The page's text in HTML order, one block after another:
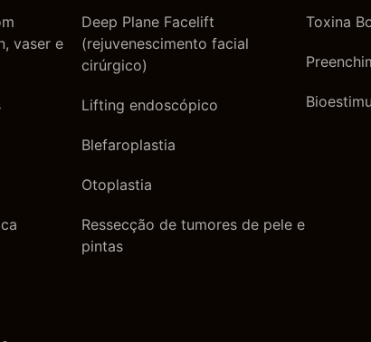
vaser e
Deep Plane Facelift
(rejuvenescimento facial
cirúrgico)
Lifting endoscópico
Blefaroplastia
Otoplastia
Ressecção de tumores de pele e
pintas
Toxina